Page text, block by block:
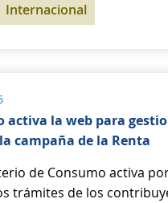
Internacional
activa la web para
campaña de la Renta
de Consumo activa
trámites de los